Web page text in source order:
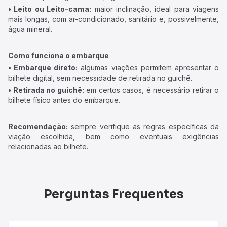
• Leito ou Leito-cama: maior inclinação, ideal para viagens
mais longas, com ar-condicionado, sanitário e, possivelmente,
água mineral.
Como funciona o embarque
• Embarque direto: algumas viações permitem apresentar o
bilhete digital, sem necessidade de retirada no guichê.
• Retirada no guichê: em certos casos, é necessário retirar o
bilhete físico antes do embarque.
Recomendação: sempre verifique as regras específicas da
viação escolhida, bem como eventuais exigências
relacionadas ao bilhete.
Perguntas Frequentes